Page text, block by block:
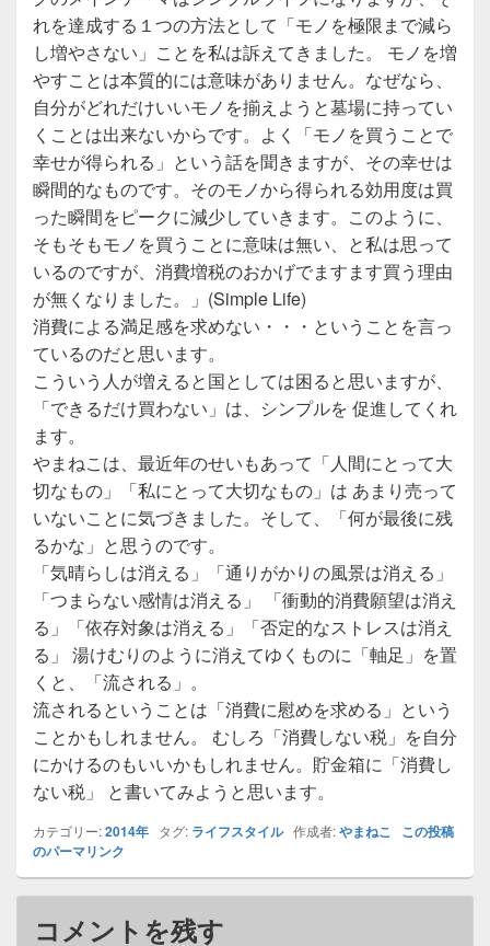
れを達成する１つの方法として「モノを極限まで減ら
し増やさない」ことを私は訴えてきました。 モノを増
やすことは本質的には意味がありません。なぜなら、
自分がどれだけいいモノを揃えようと墓場に持ってい
くことは出来ないからです。よく「モノを買うことで
幸せが得られる」という話を聞きますが、その幸せは
瞬間的なものです。そのモノから得られる効用度は買
った瞬間をピークに減少していきます。このように、
そもそもモノを買うことに意味は無い、と私は思って
いるのですが、消費増税のおかげでますます買う理由
が無くなりました。」(Simple Life)
消費による満足感を求めない・・・ということを言っ
ているのだと思います。
こういう人が増えると国としては困ると思いますが、
「できるだけ買わない」は、シンプルを 促進してくれ
ます。
やまねこは、最近年のせいもあって「人間にとって大
切なもの」「私にとって大切なもの」は あまり売って
いないことに気づきました。そして、「何が最後に残
るかな」と思うのです。
「気晴らしは消える」「通りがかりの風景は消える」
「つまらない感情は消える」 「衝動的消費願望は消え
る」「依存対象は消える」「否定的なストレスは消え
る」 湯けむりのように消えてゆくものに「軸足」を置
くと、「流される」。
流されるということは「消費に慰めを求める」という
ことかもしれません。 むしろ「消費しない税」を自分
にかけるのもいいかもしれません。貯金箱に「消費し
ない税」 と書いてみようと思います。
カテゴリー:2014年 タグ: ライフスタイル作成者:やまねこ
この投稿
のパーマリンク
コメントを残す